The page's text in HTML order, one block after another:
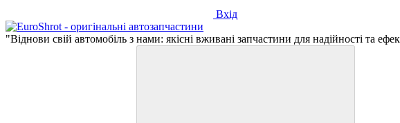
Вхід
"Віднови свій автомобіль з нами: якісні вживані запчастини для надійності та